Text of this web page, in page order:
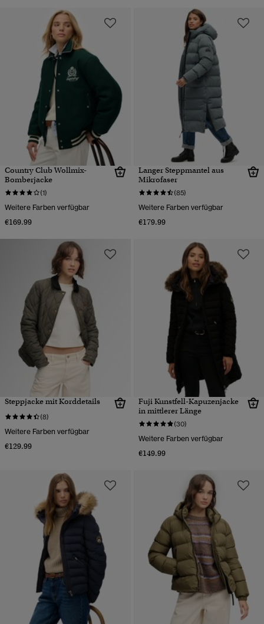
Country Club Wollmix-
Bomberjacke
(1)
Weitere Farben verfügbar
€169.99
Langer Steppmantel aus
Mikrofaser
(85)
Weitere Farben verfügbar
€179.99
Steppjacke mit Korddetails
(8)
Weitere Farben verfügbar
€129.99
Fuji Kunstfell-Kapuzenjacke
in mittlerer Länge
(30)
Weitere Farben verfügbar
€149.99